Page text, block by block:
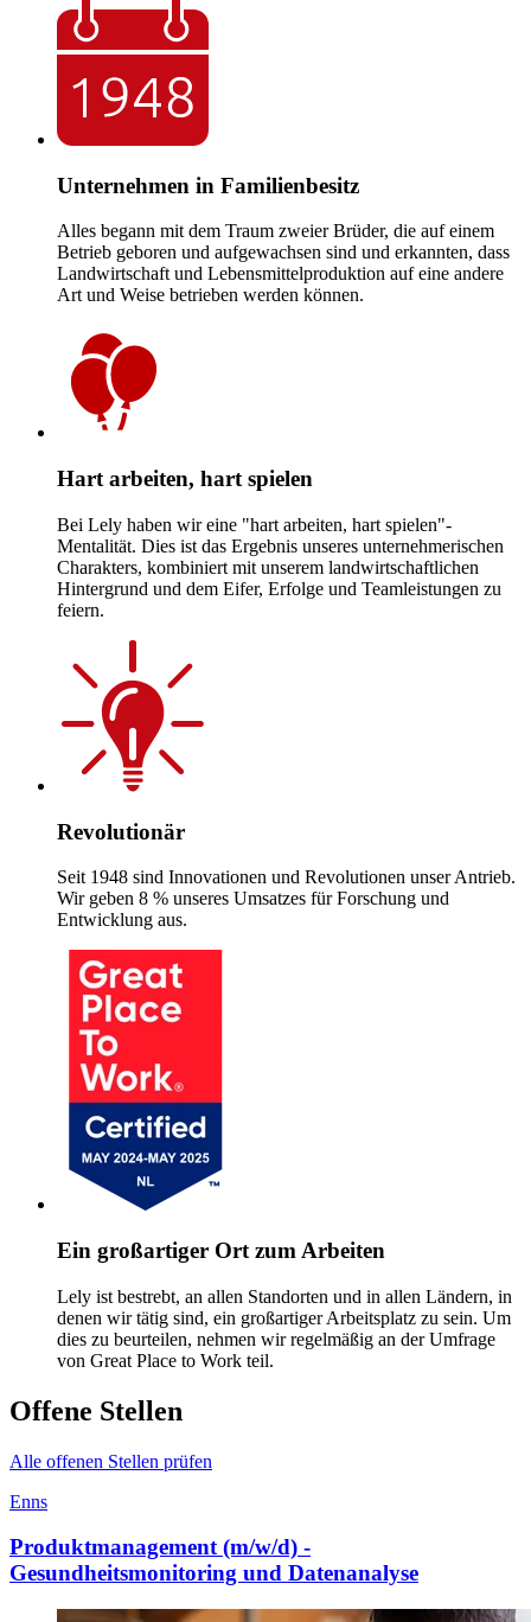
Unternehmen in Familienbesitz
Alles begann mit dem Traum zweier Brüder, die auf einem
Betrieb geboren und aufgewachsen sind und erkannten, dass
Landwirtschaft und Lebensmittelproduktion auf eine andere
Art und Weise betrieben werden können.
Hart arbeiten, hart spielen
Bei Lely haben wir eine "hart arbeiten, hart spielen"-
Mentalität. Dies ist das Ergebnis unseres unternehmerischen
Charakters, kombiniert mit unserem landwirtschaftlichen
Hintergrund und dem Eifer, Erfolge und Teamleistungen zu
feiern.
Revolutionär
Seit 1948 sind Innovationen und Revolutionen unser Antrieb.
Wir geben 8 % unseres Umsatzes für Forschung und
Entwicklung aus.
Ein großartiger Ort zum Arbeiten
Lely ist bestrebt, an allen Standorten und in allen Ländern, in
denen wir tätig sind, ein großartiger Arbeitsplatz zu sein. Um
dies zu beurteilen, nehmen wir regelmäßig an der Umfrage
von Great Place to Work teil.
Offene Stellen
Alle offenen Stellen prüfen
Enns
Produktmanagement (m/w/d) -
Gesundheitsmonitoring und Datenanalyse